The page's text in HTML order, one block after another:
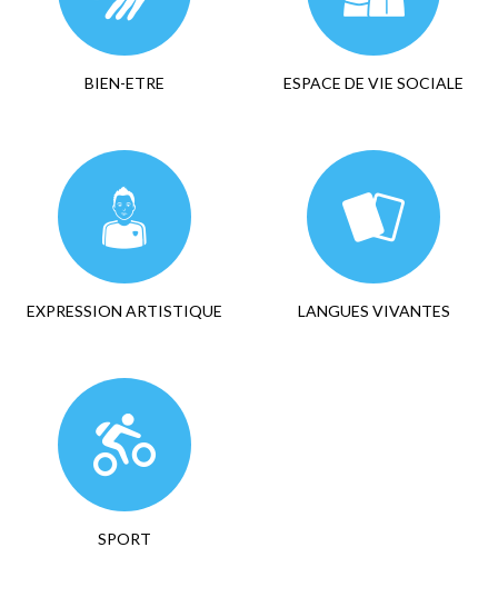
BIEN-ETRE ESPACE DE VIE SOCIALE
EXPRESSION ARTISTIQUE LANGUES VIVANTES
SPORT